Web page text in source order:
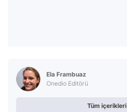
Ela Frambuaz
Onedio Editörü
Tüm içerikleri